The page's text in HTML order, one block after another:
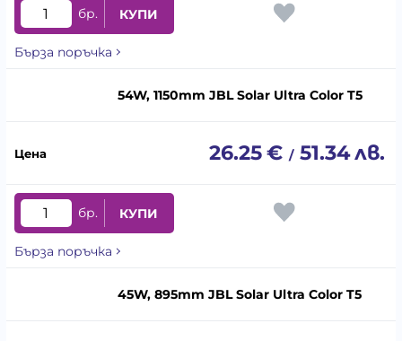
бр. КУПИ
Бърза поръчка
54W, 1150mm JBL Solar Ultra Color T5
26.25€ / 51.34лв.
бр. КУПИ
Бърза поръчка
45W, 895mm JBL Solar Ultra Color T5